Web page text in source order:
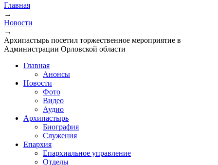
Главная
→
Новости
→
Архипастырь посетил торжественное мероприятие в
Администрации Орловской области
Главная
Анонсы
Новости
Фото
Видео
Аудио
Архипастырь
Биография
Служения
Епархия
Епархиальное управление
Отделы